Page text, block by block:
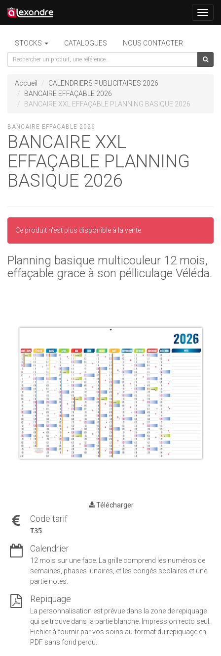
STOCKS CATALOGUES NOUS CONTACTER
Accueil
CALENDRIERS PUBLICITAIRES 2026
BANCAIRE EFFAÇABLE 2026
BANCAIRE XXL EFFAÇABLE PLANNING BASIQUE 2026
BANCAIRE EFFAÇABLE 2026
BANCAIRE XXL
EFFAÇABLE PLANNING
BASIQUE 2026
Ce produit n'est plus disponible à la vente.
Planning basique multicouleur 12 mois,
effaçable grace à son pélliculage Véléda.
Télécharger
Code tarif
T35
Calendrier
12 mois sur une face. La grille comprend les numéros de
semaines, phases lunaires, et les congés scolaires et une
partie notes.
Repiquage
La personnalisation est prévue dans la zone de repiquage
qui se trouve dans la partie blanche. Impression recto seul.
Fichier à fournir par vos soins au format du repiquage en
PDF sans fond perdu.